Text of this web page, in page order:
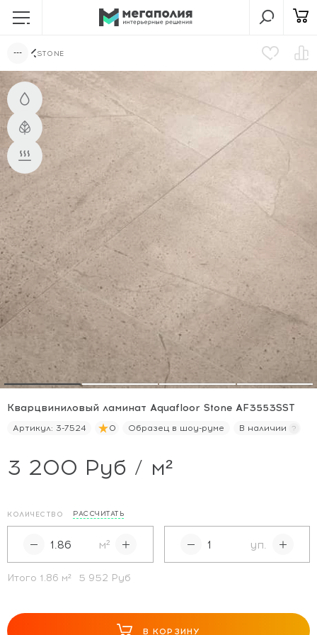
STONE
Кварцвиниловый ламинат Aquafloor Stone AF3553SST
Артикул: 3-7524 0 Образец в шоу-руме В наличии
3 200 Руб / м²
КОЛИЧЕСТВО РАССЧИТАТЬ
м² уп.
Итого 1.86 м² 5 952 Руб
В КОРЗИНУ